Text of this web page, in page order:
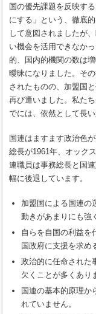
国の優先課題を反映す
にする」という、徹底
して意図されましたが
い機会を活用できなか
的、国内的機関の数は
曖昧になりました。そ
されたものの、加盟国
再び遭いました。私た
でには、依然として長
国連はますます政治色
総長が1961年、オック
連職員は事務総長と国
幅に後退しています。
加盟国による国連の
動きがあまりにも強
自らを自国の利益を
国政府に支援を求め
政治的に任命された
欠くことが多くあり
国連の基本的原理か
れていません。